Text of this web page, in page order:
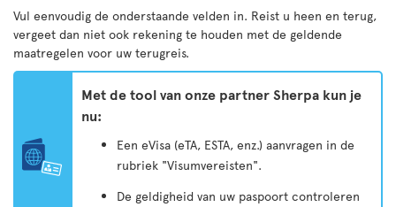
Vul eenvoudig de onderstaande velden in. Reist u heen en terug,
vergeet dan niet ook rekening te houden met de geldende
maatregelen voor uw terugreis.
Met de tool van onze partner Sherpa kun je
nu:
Een eVisa (eTA, ESTA, enz.) aanvragen in de
rubriek "Visumvereisten".
De geldigheid van uw paspoort controleren